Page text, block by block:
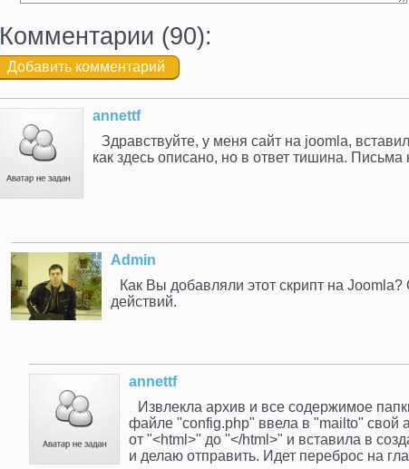
Комментарии (90):
annettf
Здравствуйте, у меня сайт на joomla,
как здесь описано, но в ответ тишина.
Admin
Как Вы добавляли этот скрипт на
действий.
annettf
Извлекла архив и все содержимое
файле "config.php" ввела в "mailto" свой
от "<html>" до "</html>" и вставила в
и делаю отправить. Идет переброс на